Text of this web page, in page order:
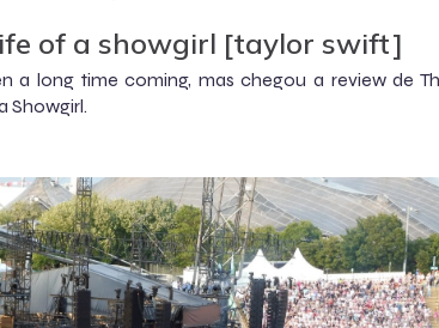
of a showgirl [taylor swift]
a long time coming, mas chegou a review de
Showgirl.